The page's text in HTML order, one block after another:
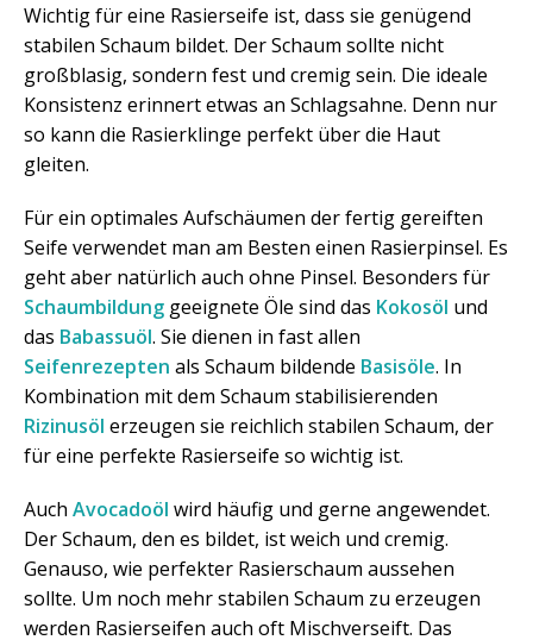
Wichtig für eine Rasierseife ist, dass sie genügend
stabilen Schaum bildet. Der Schaum sollte nicht
großblasig, sondern fest und cremig sein. Die ideale
Konsistenz erinnert etwas an Schlagsahne. Denn nur
so kann die Rasierklinge perfekt über die Haut
gleiten.
Für ein optimales Aufschäumen der fertig gereiften
Seife verwendet man am Besten einen Rasierpinsel. Es
geht aber natürlich auch ohne Pinsel. Besonders für
Schaumbildung geeignete Öle sind das Kokosöl und
das Babassuöl. Sie dienen in fast allen
Seifenrezepten als Schaum bildende Basisöle. In
Kombination mit dem Schaum stabilisierenden
Rizinusöl erzeugen sie reichlich stabilen Schaum, der
für eine perfekte Rasierseife so wichtig ist.
Auch Avocadoöl wird häufig und gerne angewendet.
Der Schaum, den es bildet, ist weich und cremig.
Genauso, wie perfekter Rasierschaum aussehen
sollte. Um noch mehr stabilen Schaum zu erzeugen
werden Rasierseifen auch oft Mischverseift. Das